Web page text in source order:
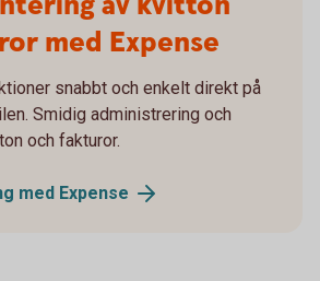
med Expense
snabbt och enkelt direkt på
Smidig administrering och
och fakturor.
med Expense